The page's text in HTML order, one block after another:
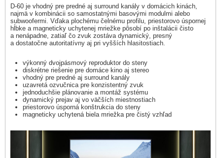
D-60 je vhodný pre predné aj surround kanály v domácich kinách,
najmä v kombinácii so samostatnými basovými modulmi alebo
subwoofermi. Vďaka plochému čelnému profilu, priestorovo úspornej
hĺbke a magneticky uchytenej mriežke pôsobí po inštalácii čisto
a nenápadne, zatiaľ čo zvuk zostáva dynamický, presný
a dostatočne autoritatívny aj pri vyšších hlasitostiach.
výkonný dvojpásmový reproduktor do steny
diskrétne riešenie pre domáce kino aj stereo
vhodný pre predné aj surround kanály
uzavretá ozvučnica pre konzistentný zvuk
jednoduchšie plánovanie a montáž systému
dynamický prejav aj vo väčších miestnostiach
priestorovo úsporná konštrukcia do steny
magneticky uchytená biela mriežka pre čistý vzhľad